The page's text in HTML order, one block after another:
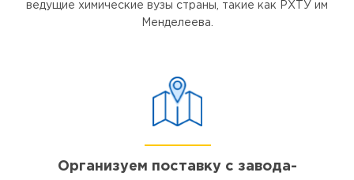
ведущие химические вузы страны, такие как РХТУ им
Менделеева.
Организуем поставку с завода-